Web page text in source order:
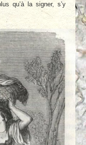
qu’à la signer, s’y